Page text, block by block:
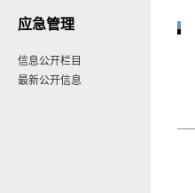
应急管理
信息公开栏目
最新公开信息